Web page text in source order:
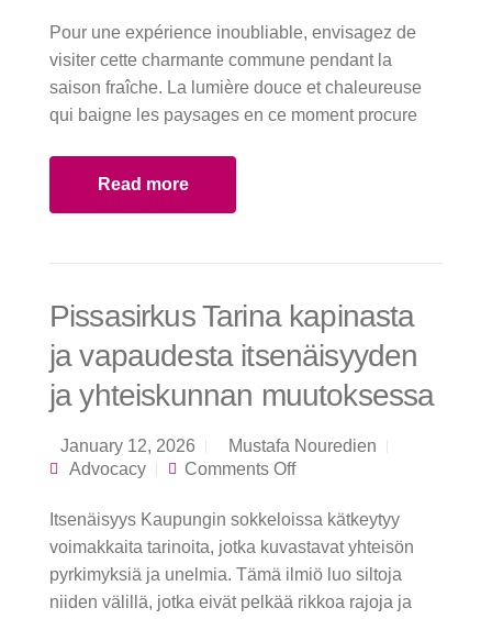
pendant la saison
hivernale
Pour une expérience inoubliable, envisagez de
visiter cette charmante commune pendant la
saison fraîche. La lumière douce et chaleureuse
qui baigne les paysages en ce moment procure
Read more
Pissasirkus Tarina kapinasta
ja vapaudesta itsenäisyyden
ja yhteiskunnan muutoksessa
January 12, 2026
Mustafa Nouredien
Advocacy
Comments Offon Pissasirkus
itsenäisyyden ja
yhteiskunnan
muutoksessa
Itsenäisyys Kaupungin sokkeloissa kätkeytyy
voimakkaita tarinoita, jotka kuvastavat yhteisön
pyrkimyksiä ja unelmia. Tämä ilmiö luo siltoja
niiden välillä, jotka eivät pelkää rikkoa rajoja ja